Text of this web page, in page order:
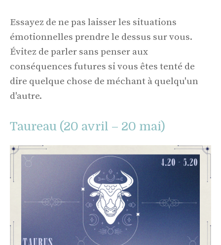
Essayez de ne pas laisser les situations
émotionnelles prendre le dessus sur vous.
Évitez de parler sans penser aux
conséquences futures si vous êtes tenté de
dire quelque chose de méchant à quelqu'un
d'autre.
Taureau (20 avril – 20 mai)